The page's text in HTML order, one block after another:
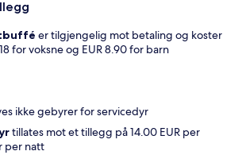
er tilgjengelig mot betaling og koster
for voksne og EUR 8.90 for barn
ikke gebyrer for servicedyr
tillates mot et tillegg på 14.00 EUR per
per natt